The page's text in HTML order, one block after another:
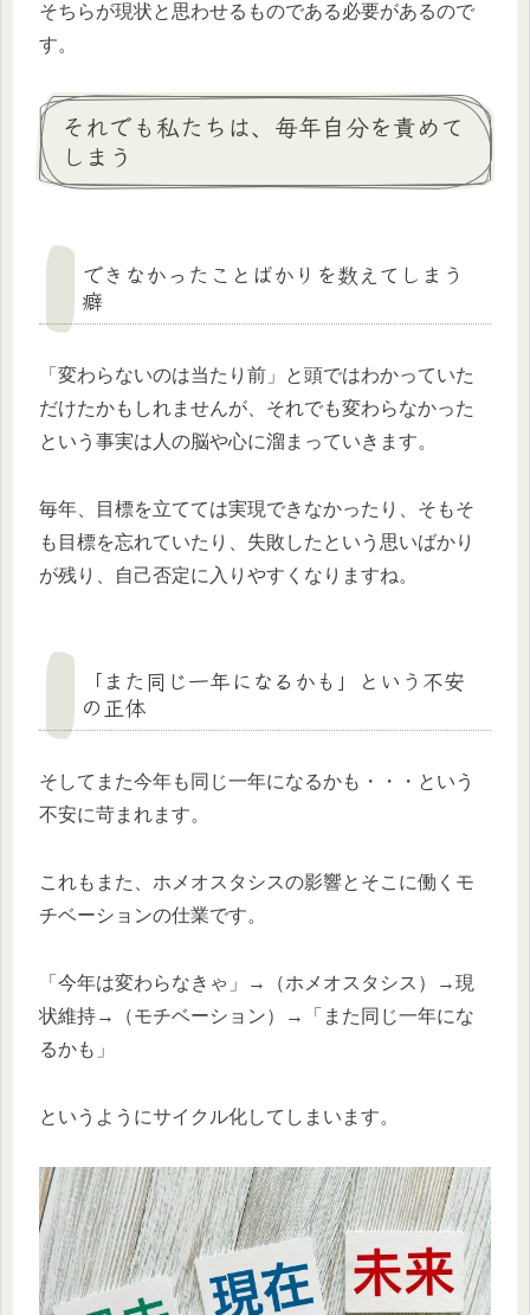
そちらが現状と思わせるものである必要があるので
す。
それでも私たちは、毎年自分を責めて
しまう
できなかったことばかりを数えてしまう
癖
「変わらないのは当たり前」と頭ではわかっていた
だけたかもしれませんが、それでも変わらなかった
という事実は人の脳や心に溜まっていきます。
毎年、目標を立てては実現できなかったり、そもそ
も目標を忘れていたり、失敗したという思いばかり
が残り、自己否定に入りやすくなりますね。
「また同じ一年になるかも」という不安
の正体
そしてまた今年も同じ一年になるかも・・・という
不安に苛まれます。
これもまた、ホメオスタシスの影響とそこに働くモ
チベーションの仕業です。
「今年は変わらなきゃ」→（ホメオスタシス）→現
状維持→（モチベーション）→「また同じ一年にな
るかも」
というようにサイクル化してしまいます。